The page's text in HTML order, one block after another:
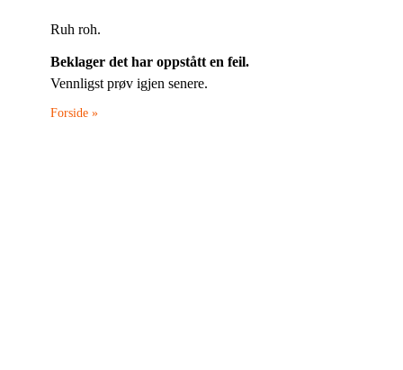
Ruh roh.
Beklager det har oppstått en feil.
Vennligst prøv igjen senere.
Forside »